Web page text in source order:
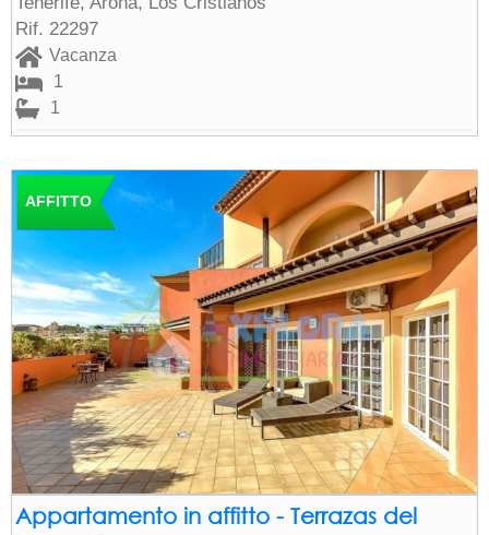
Rif. 22297
Vacanza
1
1
AFFITTO
Appartamento in affitto - Terrazas del